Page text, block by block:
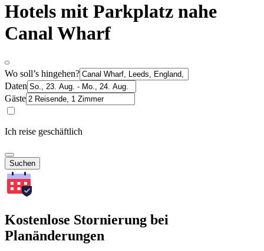
Hotels mit Parkplatz nahe
Canal Wharf
Wo soll’s hingehen?
Daten
Gäste
Ich reise geschäftlich
Suchen
Kostenlose Stornierung bei
Planänderungen